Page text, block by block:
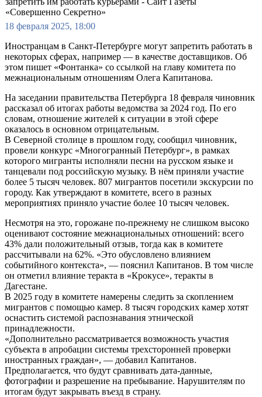
18 февраля 2025, 18:00
Иностранцам в Санкт-Петербурге могут запретить работать в
некоторых сферах, например — в качестве доставщиков. Об
этом пишет «Фонтанка» со ссылкой на главу комитета по
межнациональным отношениям Олега Капитанова.
На заседании правительства Петербурга 18 февраля чиновник
рассказал об итогах работы ведомства за 2024 год. По его
словам, отношение жителей к ситуации в этой сфере
оказалось в основном отрицательным.
В Северной столице в прошлом году, сообщил чиновник,
провели конкурс «Многогранный Петербург», в рамках
которого мигранты исполняли песни на русском языке и
танцевали под российскую музыку. В нём приняли участие
более 5 тысяч человек. 807 мигрантов посетили экскурсии по
городу. Как утверждают в комитете, всего в разных
мероприятиях приняло участие более 10 тысяч человек.
Несмотря на это, горожане по-прежнему не слишком высоко
оценивают состояние межнациональных отношений: всего
43% дали положительный отзыв, тогда как в комитете
рассчитывали на 62%. «Это обусловлено влиянием
событийного контекста», — пояснил Капитанов. В том числе
он отметил влияние теракта в «Крокусе», теракты в
Дагестане.
В 2025 году в комитете намерены следить за скоплением
мигрантов с помощью камер. 8 тысяч городских камер хотят
оснастить системой распознавания этнической
принадлежности.
«Дополнительно рассматривается возможность участия
субъекта в апробации системы трехсторонней проверки
иностранных граждан», — добавил Капитанов.
Предполагается, что будут сравнивать дата-данные,
фотографии и разрешение на пребывание. Нарушителям по
итогам будут закрывать въезд в страну.